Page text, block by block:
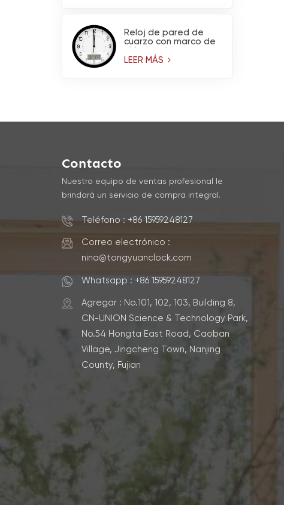
Reloj de pared de
cuarzo con marco de
higrómetro y
LEER MÁS
Contacto
Nuestro equipo de ventas profesional le
brindará un servicio de compra integral.
Teléfono : +86 15959248127
Correo electrónico :
nina@tongyuanclock.com
Whatsapp : +86 15959248127
Agregar : No.101, 102, 103, Building 8,
CN-UNION Science & Technology Park,
No.54 Hongta East Road, Caoban
Village, Jingcheng Town, Nanjing
County, Fujian